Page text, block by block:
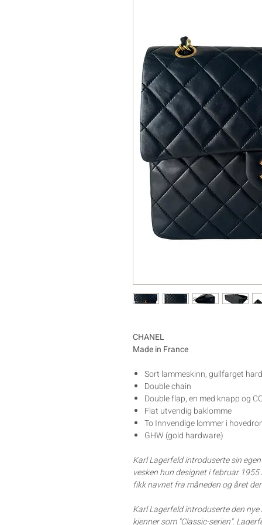
CHANEL
Made in France
Sort lammeskinn, gullfarget
Double chain
Double flap, en med knapp og
Flat utvendig baklomme
To Innvendige lommer i
GHW (gold hardware)
Karl Lagerfeld introduserte sin
vesken hun designet i februar
fikk navnet fra måneden og året
Karl Lagerfeld introduserte den
kjenner som "Classic-serien".